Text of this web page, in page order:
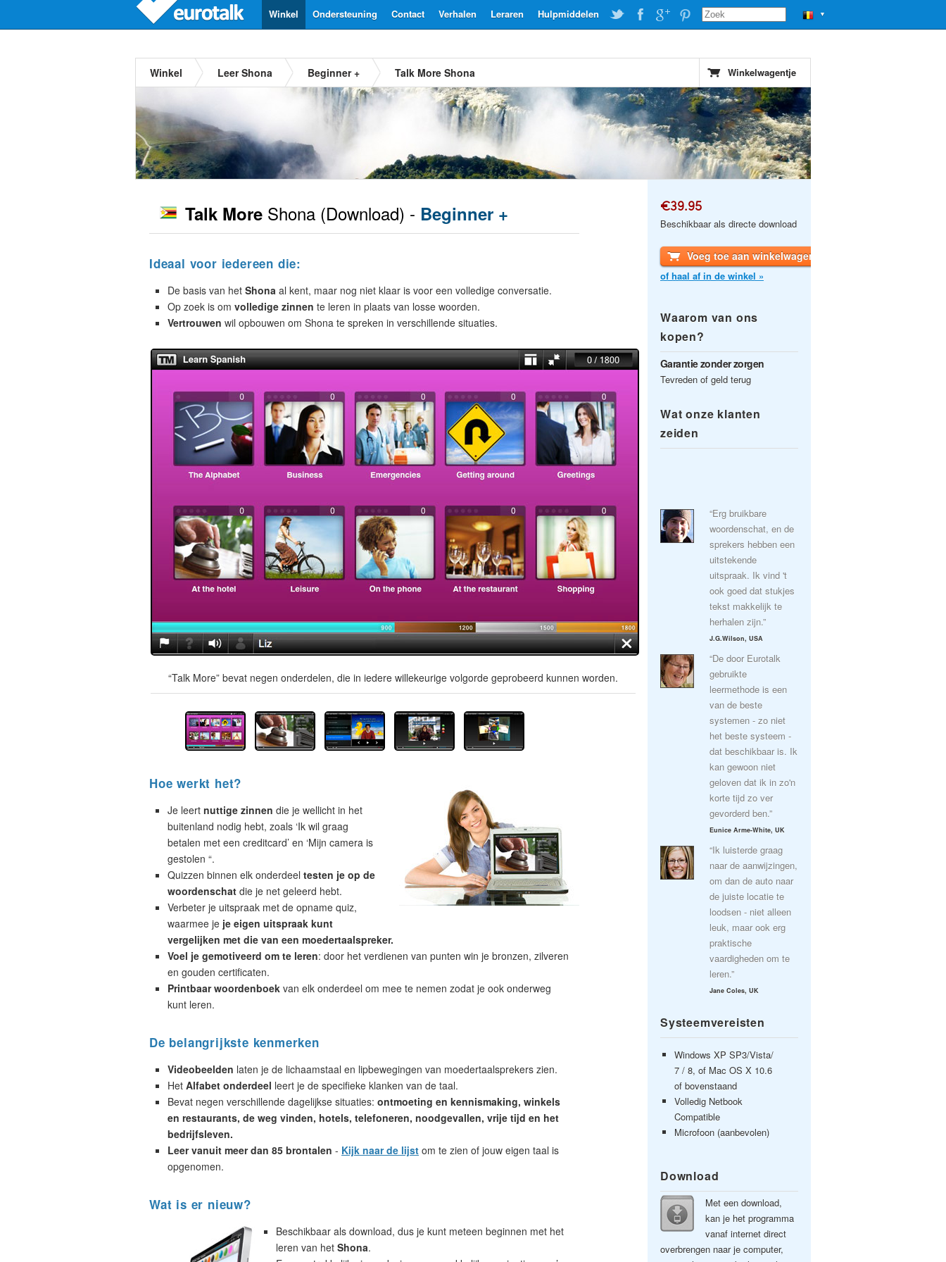
▼
Hulpmiddelen
Leraren
Verhalen
Contact
Ondersteuning
Winkel
Winkel Leer Shona Beginner + Talk More Shona Winkelwagentje
Talk More Shona (Download) - Beginner +
Ideaal voor iedereen die:
De basis van het Shona al kent, maar nog niet klaar is voor een volledige conversatie.
Op zoek is om volledige zinnen te leren in plaats van losse woorden.
Vertrouwen wil opbouwen om Shona te spreken in verschillende situaties.
“Talk More” bevat negen onderdelen, die in iedere willekeurige volgorde geprobeerd kunnen worden.
Hoe werkt het?
Je leert nuttige zinnen die je wellicht in het
buitenland nodig hebt, zoals ‘Ik wil graag
betalen met een creditcard’ en ‘Mijn camera is
gestolen “.
Quizzen binnen elk onderdeel testen je op de
woordenschat die je net geleerd hebt.
Verbeter je uitspraak met de opname quiz,
waarmee je je eigen uitspraak kunt
vergelijken met die van een moedertaalspreker.
Voel je gemotiveerd om te leren: door het verdienen van punten win je bronzen, zilveren
en gouden certificaten.
Printbaar woordenboek van elk onderdeel om mee te nemen zodat je ook onderweg
kunt leren.
De belangrijkste kenmerken
Videobeelden laten je de lichaamstaal en lipbewegingen van moedertaalsprekers zien.
Het Alfabet onderdeel leert je de specifieke klanken van de taal.
Bevat negen verschillende dagelijkse situaties: ontmoeting en kennismaking, winkels
en restaurants, de weg vinden, hotels, telefoneren, noodgevallen, vrije tijd en het
bedrijfsleven.
Leer vanuit meer dan 85 brontalen - Kijk naar de lijst om te zien of jouw eigen taal is
opgenomen.
Wat is er nieuw?
Beschikbaar als download, dus je kunt meteen beginnen met het
leren van het Shona.
€39.95
Beschikbaar als directe download
Voeg toe aan winkelwagen
of haal af in de winkel »
Waarom van ons
kopen?
Garantie zonder zorgen
Tevreden of geld terug
Wat onze klanten
zeiden
“Erg bruikbare
woordenschat, en de
sprekers hebben een
uitstekende
uitspraak. Ik vind 't
ook goed dat stukjes
tekst makkelijk te
herhalen zijn.”
J.G.Wilson, USA
“De door Eurotalk
gebruikte
leermethode is een
van de beste
systemen - zo niet
het beste systeem -
dat beschikbaar is. Ik
kan gewoon niet
geloven dat ik in zo'n
korte tijd zo ver
gevorderd ben.”
Eunice Arme-White, UK
“Ik luisterde graag
naar de aanwijzingen,
om dan de auto naar
de juiste locatie te
loodsen - niet alleen
leuk, maar ook erg
praktische
vaardigheden om te
leren.”
Jane Coles, UK
Systeemvereisten
Windows XP SP3/Vista/
7 / 8, of Mac OS X 10.6
of bovenstaand
Volledig Netbook
Compatible
Microfoon (aanbevolen)
Download
Met een download,
kan je het programma
vanaf internet direct
overbrengen naar je computer,